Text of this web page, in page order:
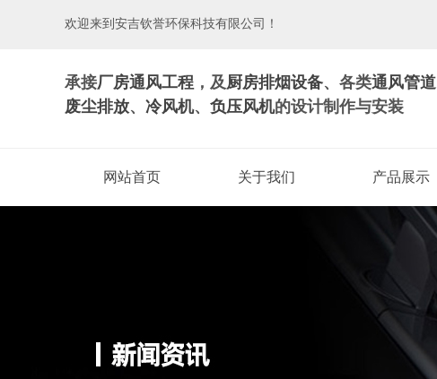
承接厂房通风工程 ，及厨房排烟设备、各类通风管道
废尘排放、 冷风机、 负压风机的设计制作与安装
欢迎来到安吉钦誉环保科技有限公司！
网站首页 关于我们 产品展示